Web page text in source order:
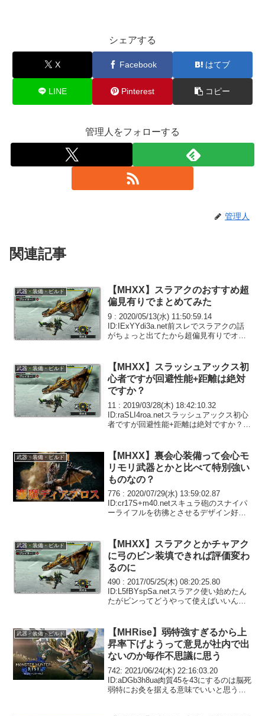
シェアする
X Facebook はてブ
LINE Pinterest コピー
管理人をフォローする
管理人
関連記事
武器・装備・ビルド
【MHXX】スラアクのおすすめ超
偏見有りでまとめてみた
9 : 2020/05/13(水) 11:50:59.14
ID:IExYYdi3a.net前スレでスラアクの話
がちょっと出てたから超偏見有りでオス
刻彫斧火 ハ...
武器・装備・ビルド
【MHXX】スラッシュアックス初
心者ですが回避性能+距離は絶対
ですか？
11 : 2019/03/28(木) 18:42:10.32
ID:raSLI4roa.netスラッシュアックス初心
者ですが回避性能+距離は絶対ですか？あ
2019/03...
武器・装備・ビルド
【MHXX】裏会心装備って会心モ
リモリ武器とかと比べて特別強い
ものなの？
776 : 2020/07/29(水) 13:59:02.87
ID:cr17S+m40.netスキュラ砲のスナイパ
ーライフルを彷彿とさせるデザイン好き
武器・装備・ビルド
【MHXX】スラアクとかチャアク
に弓のビン装填できれば評価変わ
るのに
490 : 2017/05/25(木) 08:20:25.80
ID:L5fBYspSa.netスラアク使い始めたん
たがビンってどうやって使えばいいん
武器・装備・ビルド
【MHRise】弱特強すぎるから上
昇率下げようって意見が社内で出
ないのか毎作不思議に思う
742: 2021/06/24(木) 22:16:03.20
ID:aDGb3h8ua肉質45を43にするのは脳死
弱特にお灸を据える意味でいいと思うけ